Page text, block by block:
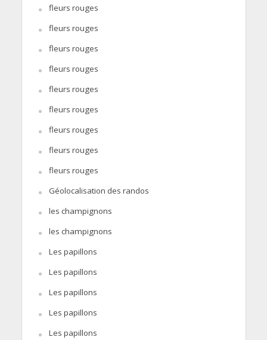
fleurs rouges
fleurs rouges
fleurs rouges
fleurs rouges
fleurs rouges
fleurs rouges
fleurs rouges
fleurs rouges
fleurs rouges
Géolocalisation des randos
les champignons
les champignons
Les papillons
Les papillons
Les papillons
Les papillons
Les papillons